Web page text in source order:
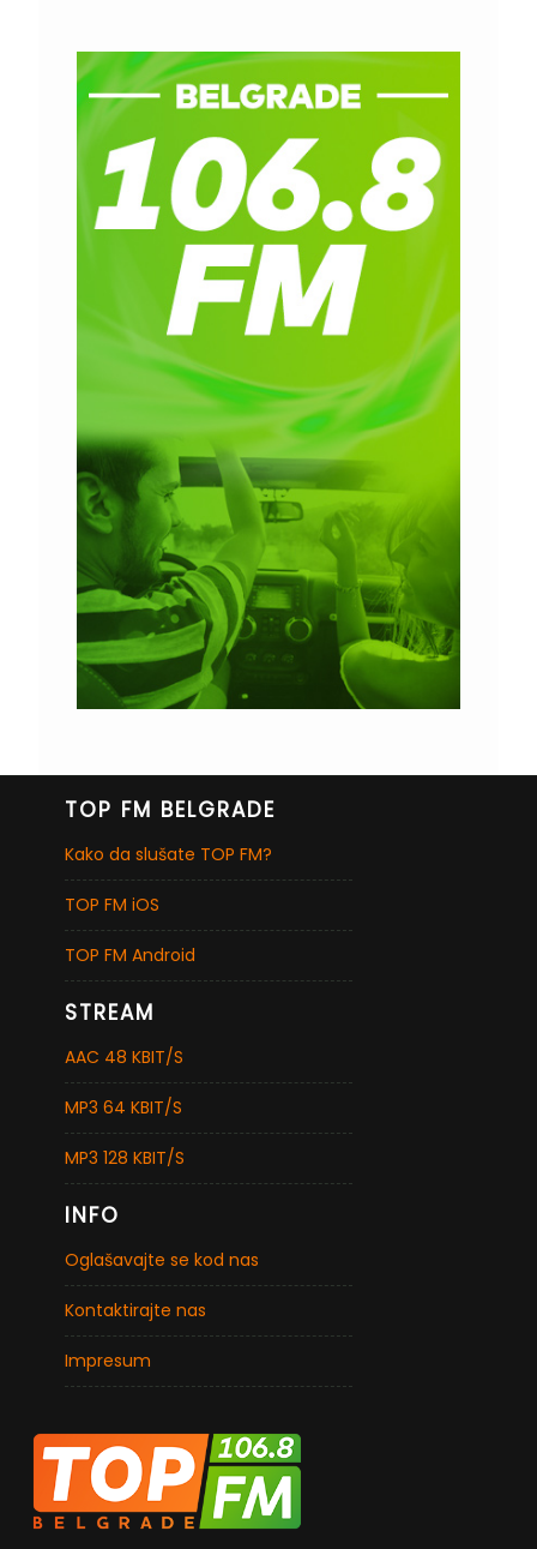
TOP FM BELGRADE
Kako da slušate TOP FM?
TOP FM iOS
TOP FM Android
STREAM
AAC 48 KBIT/S
MP3 64 KBIT/S
MP3 128 KBIT/S
INFO
Oglašavajte se kod nas
Kontaktirajte nas
Impresum